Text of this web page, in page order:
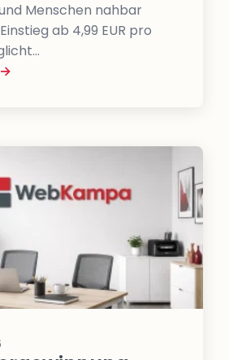
Menschen nahbar
ab 4,99 EUR pro